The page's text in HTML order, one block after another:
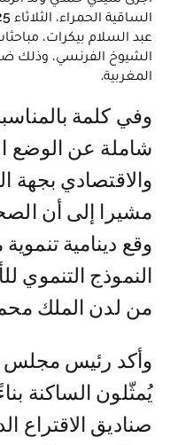
عبد السلام بيكرات،
الشيوخ الفرنسي، وذلك
المغربية.
وفي كلمة بالمناسبة، قدّم ولد الرشيد إحاطة
شاملة عن الوضع
والاقتصادي بجهة
مشيرا إلى أن
وقع دينامية
من لدن الملك
وأكد رئيس مجلس
يُمثّلون الساكنة
صناديق الاقتراع